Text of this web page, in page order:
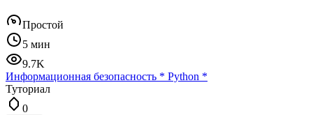
Простой
5 мин
9.7K
Информационная безопасность * Python *
Туториал
0